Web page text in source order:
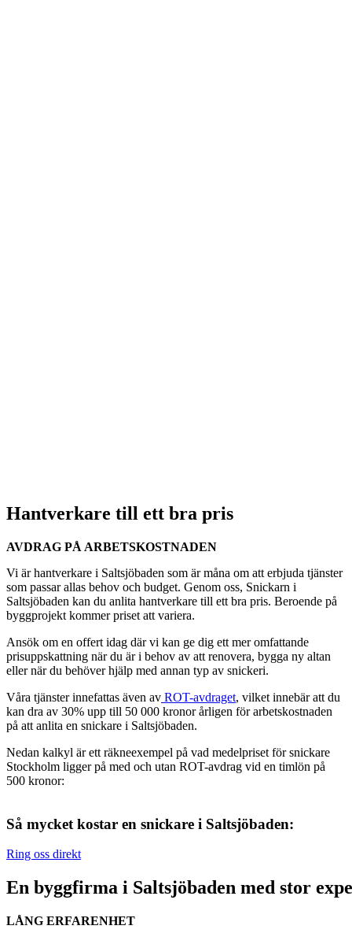
Hantverkare till ett bra pris
AVDRAG PÅ ARBETSKOSTNADEN
Vi är hantverkare i Saltsjöbaden som är måna om att erbjuda tjänster
som passar allas behov och budget. Genom oss, Snickarn i
Saltsjöbaden kan du anlita hantverkare till ett bra pris. Beroende på
byggprojekt kommer priset att variera.
Ansök om en offert idag där vi kan ge dig ett mer omfattande
prisuppskattning när du är i behov av att renovera, bygga ny altan
eller när du behöver hjälp med annan typ av snickeri.
Våra tjänster innefattas även av ROT-avdraget, vilket innebär att du
kan dra av 30% upp till 50 000 kronor årligen för arbetskostnaden
på att anlita en snickare i Saltsjöbaden.
Nedan kalkyl är ett räkneexempel på vad medelpriset för snickare
Stockholm ligger på med och utan ROT-avdrag vid en timlön på
500 kronor:
Så mycket kostar en snickare i Saltsjöbaden:
Ring oss direkt
En byggfirma i Saltsjöbaden med stor
LÅNG ERFARENHET